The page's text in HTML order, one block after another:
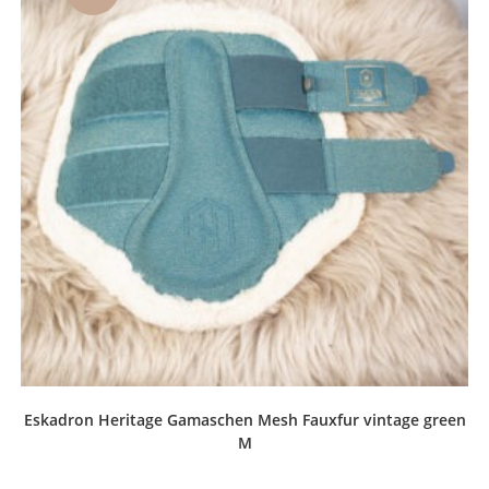
Eskadron Heritage Gamaschen Mesh Fauxfur vintage green
M